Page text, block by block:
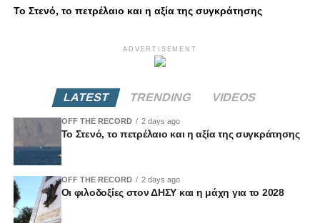
Το Στενό, το πετρέλαιο και η αξία της συγκράτησης
ADVERTISEMENT
LATEST TRENDING VIDEOS
OFF THE RECORD 2 days ago
Το Στενό, το πετρέλαιο και η αξία της συγκράτησης
OFF THE RECORD 2 days ago
Οι φιλοδοξίες στον ΔΗΣΥ και η μάχη για το 2028